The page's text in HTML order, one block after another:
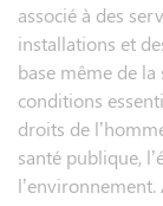
associé à des
installations et
base même de
conditions
droits de
santé publique,